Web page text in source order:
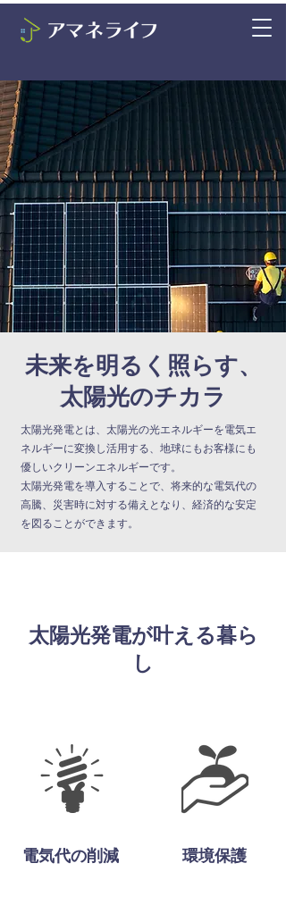
未来を明るく照らす、
太陽光のチカラ
太陽光発電とは、太陽光の光エネルギーを電気エ
ネルギーに変換し活用する、地球にもお客様にも
優しいクリーンエネルギーです。
太陽光発電を導入することで、将来的な電気代の
高騰、災害時に対する備えとなり 、 経済的な安定
を図ることができます。
太陽光発電が叶える暮ら
し
電気代の削減 環境保護